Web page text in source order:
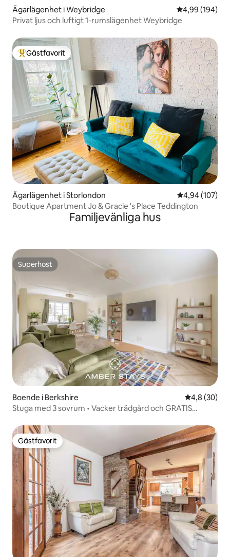
Ägarlägenhet i Weybridge 4,99 av 5 i
4,99 (194)
Privat ljus och luftigt 1-rumslägenhet Weybridge
Populär gästfavorit
Gästfavorit
Ägarlägenhet i Storlondon 4,94 av 5 i
4,94 (107)
Boutique Apartment Jo & Gracie 's Place Teddington
Familjevänliga hus
Superhost
Superhost
Boende i Berkshire 4,8 av 5 i
4,8 (30)
Stuga med 3 sovrum • Vacker trädgård och GRATIS
Gästfavorit
Gästfavorit